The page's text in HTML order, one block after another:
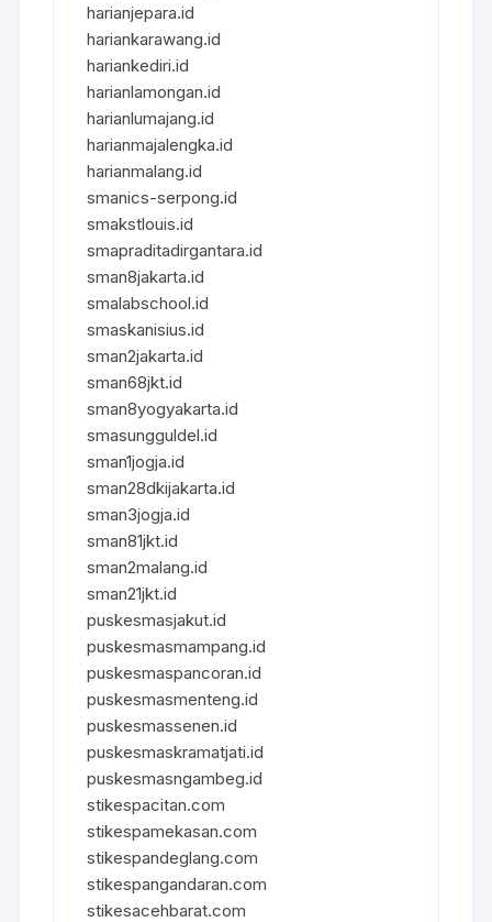
harianjepara.id
hariankarawang.id
hariankediri.id
harianlamongan.id
harianlumajang.id
harianmajalengka.id
harianmalang.id
smanics-serpong.id
smakstlouis.id
smapraditadirgantara.id
sman8jakarta.id
smalabschool.id
smaskanisius.id
sman2jakarta.id
sman68jkt.id
sman8yogyakarta.id
smasungguldel.id
sman1jogja.id
sman28dkijakarta.id
sman3jogja.id
sman81jkt.id
sman2malang.id
sman21jkt.id
puskesmasjakut.id
puskesmasmampang.id
puskesmaspancoran.id
puskesmasmenteng.id
puskesmassenen.id
puskesmaskramatjati.id
puskesmasngambeg.id
stikespacitan.com
stikespamekasan.com
stikespandeglang.com
stikespangandaran.com
stikesacehbarat.com